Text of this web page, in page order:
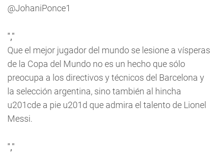
@JohaniPonce1
","
Que el mejor jugador del mundo se lesione a vísperas
de la Copa del Mundo no es un hecho que sólo
preocupa a los directivos y técnicos del Barcelona y
la selección argentina, sino también al hincha
u201cde a pie u201d que admira el talento de Lionel
Messi.
","